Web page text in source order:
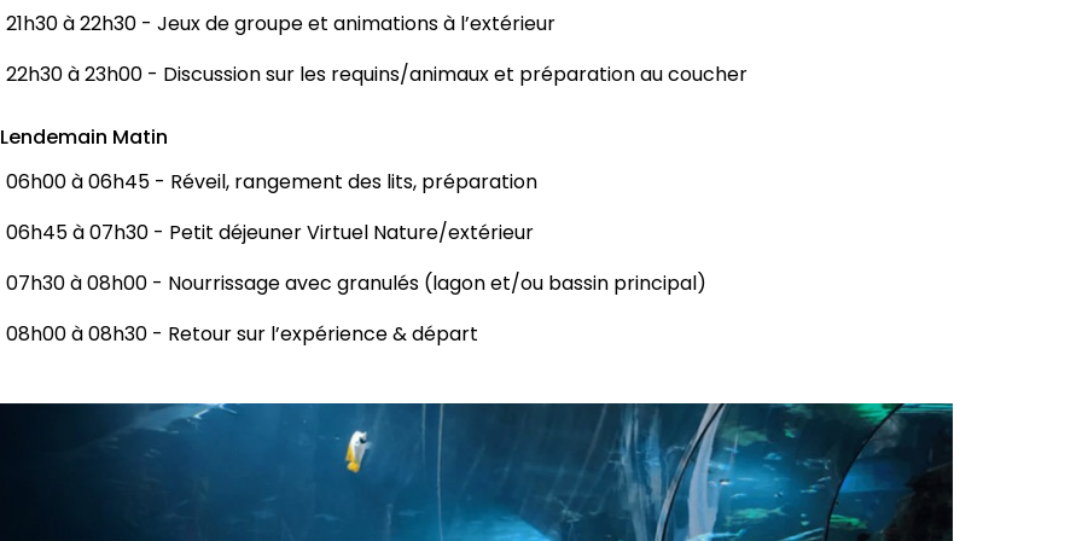
21h30 à 22h30 - Jeux de groupe et animations à l’extérieur
22h30 à 23h00 - Discussion sur les requins/animaux et préparation au coucher
Matin
06h00 à 06h45 - Réveil, rangement des lits, préparation
06h45 à 07h30 - Petit déjeuner Virtuel Nature/extérieur
07h30 à 08h00 - Nourrissage avec granulés (lagon et/ou bassin principal)
08h00 à 08h30 - Retour sur l’expérience & départ